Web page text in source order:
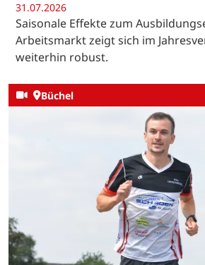
31.07.2026
Saisonale Effekte zum
Arbeitsmarkt zeigt sich im
weiterhin robust.
Büchel